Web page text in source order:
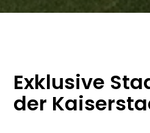
Exklusive
der